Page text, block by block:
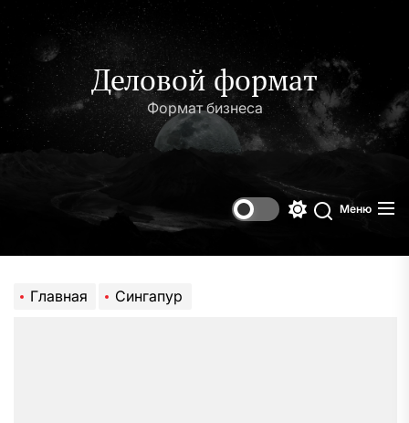
содержимому
Деловой формат
Формат бизнеса
Поиск
Меню
Главная Сингапур